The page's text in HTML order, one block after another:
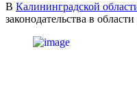
В Калининградской
законодательства в